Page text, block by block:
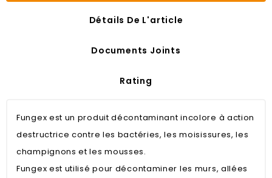
Détails De L'article
Documents Joints
Rating
Fungex est un produit décontaminant incolore à action
destructrice contre les bactéries, les moisissures, les
champignons et les mousses.
Fungex est utilisé pour décontaminer les murs, allées